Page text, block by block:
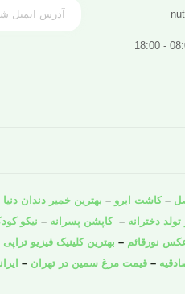
–کاشت ابرو – بهترین خمیر دندان دنیا
تولد دخترانه –کاپشن پسرانه – نیکو
عکس نورقائم – بهترین کلینیک فیزیو
– قیمت مرغ سمین در تهران –